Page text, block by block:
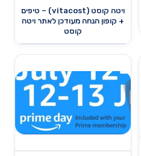
ויטה קוסט (vitacost) – טיפים
+ קופון הנחה מעודכן לאתר ויטה
קוסט